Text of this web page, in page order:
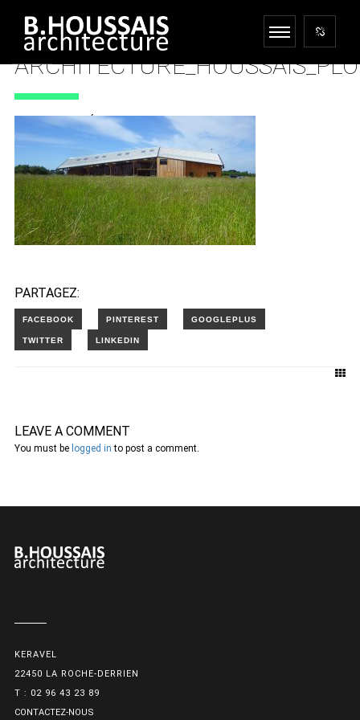
18 DÉCEMBRE 2017
PARTAGEZ:
LEAVE A COMMENT
You must be logged in to post a comment.
KERAVEL
22450 LA ROCHE-DERRIEN
T : 02 96 43 23 89
CONTACTEZ-NOUS